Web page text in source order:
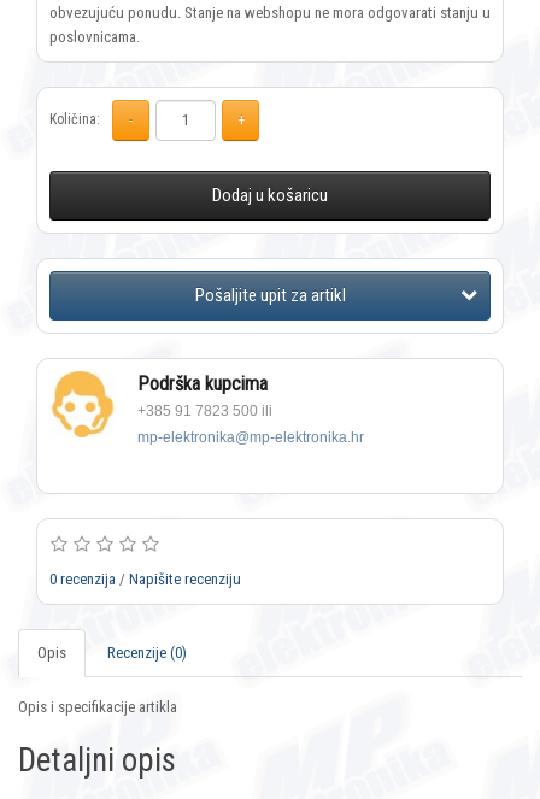
obvezujuću ponudu. Stanje na webshopu ne mora odgovarati stanju u
poslovnicama.
Količina:
Dodaj u košaricu
Podrška kupcima
+385 91 7823 500 ili
mp-elektronika@mp-elektronika.hr
0 recenzija / Napišite recenziju
Opis Recenzije (0)
Opis i specifikacije artikla
Detaljni opis